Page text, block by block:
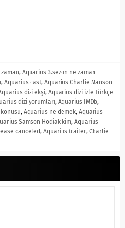
, Aquarius 3.sezon ne zaman
, Aquarius cast, Aquarius Charlie Manson
dizi ekşi, Aquarius dizi izle Türkçe
dizi yorumları, Aquarius IMDb,
, Aquarius ne demek, Aquarius
Samson Hodiak kim, Aquarius
canceled, Aquarius trailer, Charlie